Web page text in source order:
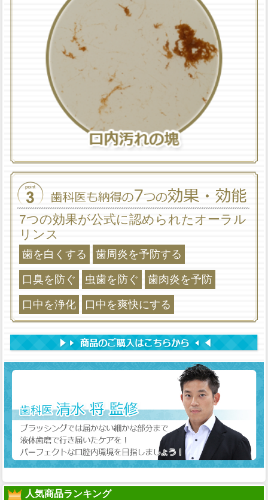
7つの効果が公式に認められたオーラル
リンス
歯を白くする 歯周炎を予防する
口臭を防ぐ 虫歯を防ぐ 歯肉炎を予防
口中を浄化 口中を爽快にする
人気商品ランキング